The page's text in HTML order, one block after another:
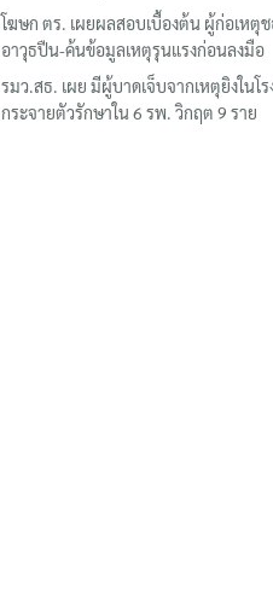
โฆษก ตร. เผยผลสอบเบื้องต้น ผู้ก่อเหตุช
อาวุธปืน-ค้นข้อมูลเหตุรุนแรงก่อนลงมือ
รมว.สธ. เผย มีผู้บาดเจ็บจากเหตุยิงในโร
กระจายตัวรักษาใน 6 รพ. วิกฤต 9 ราย